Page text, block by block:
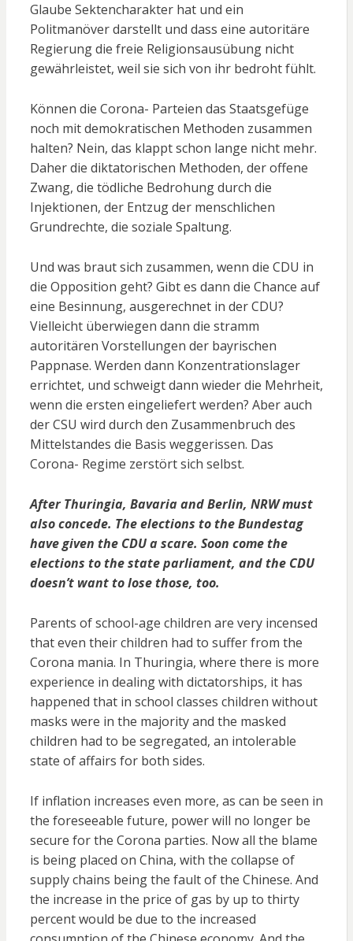
Glaube Sektencharakter hat und ein
Politmanöver darstellt und dass eine autoritäre
Regierung die freie Religionsausübung nicht
gewährleistet, weil sie sich von ihr bedroht fühlt.
Können die Corona- Parteien das Staatsgefüge
noch mit demokratischen Methoden zusammen
halten? Nein, das klappt schon lange nicht mehr.
Daher die diktatorischen Methoden, der offene
Zwang, die tödliche Bedrohung durch die
Injektionen, der Entzug der menschlichen
Grundrechte, die soziale Spaltung.
Und was braut sich zusammen, wenn die CDU in
die Opposition geht? Gibt es dann die Chance auf
eine Besinnung, ausgerechnet in der CDU?
Vielleicht überwiegen dann die stramm
autoritären Vorstellungen der bayrischen
Pappnase. Werden dann Konzentrationslager
errichtet, und schweigt dann wieder die Mehrheit,
wenn die ersten eingeliefert werden? Aber auch
der CSU wird durch den Zusammenbruch des
Mittelstandes die Basis weggerissen. Das
Corona- Regime zerstört sich selbst.
After Thuringia, Bavaria and Berlin, NRW must
also concede. The elections to the Bundestag
have given the CDU a scare. Soon come the
elections to the state parliament, and the CDU
doesn’t want to lose those, too.
Parents of school-age children are very incensed
that even their children had to suffer from the
Corona mania. In Thuringia, where there is more
experience in dealing with dictatorships, it has
happened that in school classes children without
masks were in the majority and the masked
children had to be segregated, an intolerable
state of affairs for both sides.
If inflation increases even more, as can be seen in
the foreseeable future, power will no longer be
secure for the Corona parties. Now all the blame
is being placed on China, with the collapse of
supply chains being the fault of the Chinese. And
the increase in the price of gas by up to thirty
percent would be due to the increased